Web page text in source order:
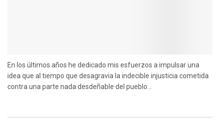
En los últimos años he dedicado mis esfuerzos a impulsar una
idea que al tiempo que desagravia la indecible injusticia cometida
contra una parte nada desdeñable del pueblo...